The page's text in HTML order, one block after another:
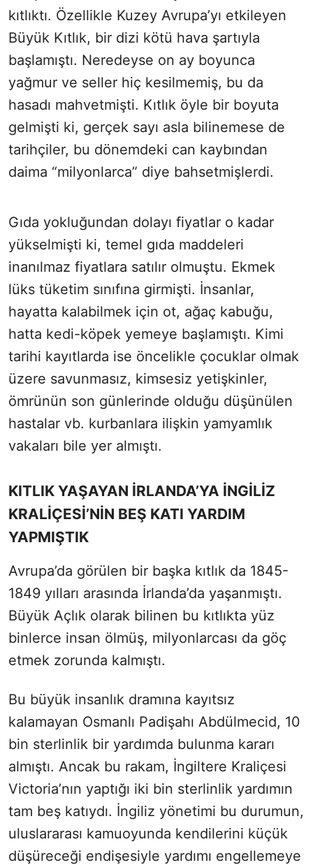
kıtlıktı. Özellikle Kuzey Avrupa’yı etkileyen
Büyük Kıtlık, bir dizi kötü hava şartıyla
başlamıştı. Neredeyse on ay boyunca
yağmur ve seller hiç kesilmemiş, bu da
hasadı mahvetmişti. Kıtlık öyle bir boyuta
gelmişti ki, gerçek sayı asla bilinemese de
tarihçiler, bu dönemdeki can kaybından
daima “milyonlarca” diye bahsetmişlerdi.
Gıda yokluğundan dolayı fiyatlar o kadar
yükselmişti ki, temel gıda maddeleri
inanılmaz fiyatlara satılır olmuştu. Ekmek
lüks tüketim sınıfına girmişti. İnsanlar,
hayatta kalabilmek için ot, ağaç kabuğu,
hatta kedi-köpek yemeye başlamıştı. Kimi
tarihi kayıtlarda ise öncelikle çocuklar olmak
üzere savunmasız, kimsesiz yetişkinler,
ömrünün son günlerinde olduğu düşünülen
hastalar vb. kurbanlara ilişkin yamyamlık
vakaları bile yer almıştı.
KITLIK YAŞAYAN İRLANDA’YA İNGİLİZ
KRALİÇESİ’NİN BEŞ KATI YARDIM
YAPMIŞTIK
Avrupa’da görülen bir başka kıtlık da 1845-
1849 yılları arasında İrlanda’da yaşanmıştı.
Büyük Açlık olarak bilinen bu kıtlıkta yüz
binlerce insan ölmüş, milyonlarcası da göç
etmek zorunda kalmıştı.
Bu büyük insanlık dramına kayıtsız
kalamayan Osmanlı Padişahı Abdülmecid, 10
bin sterlinlik bir yardımda bulunma kararı
almıştı. Ancak bu rakam, İngiltere Kraliçesi
Victoria’nın yaptığı iki bin sterlinlik yardımın
tam beş katıydı. İngiliz yönetimi bu durumun,
uluslararası kamuoyunda kendilerini küçük
düşüreceği endişesiyle yardımı engellemeye